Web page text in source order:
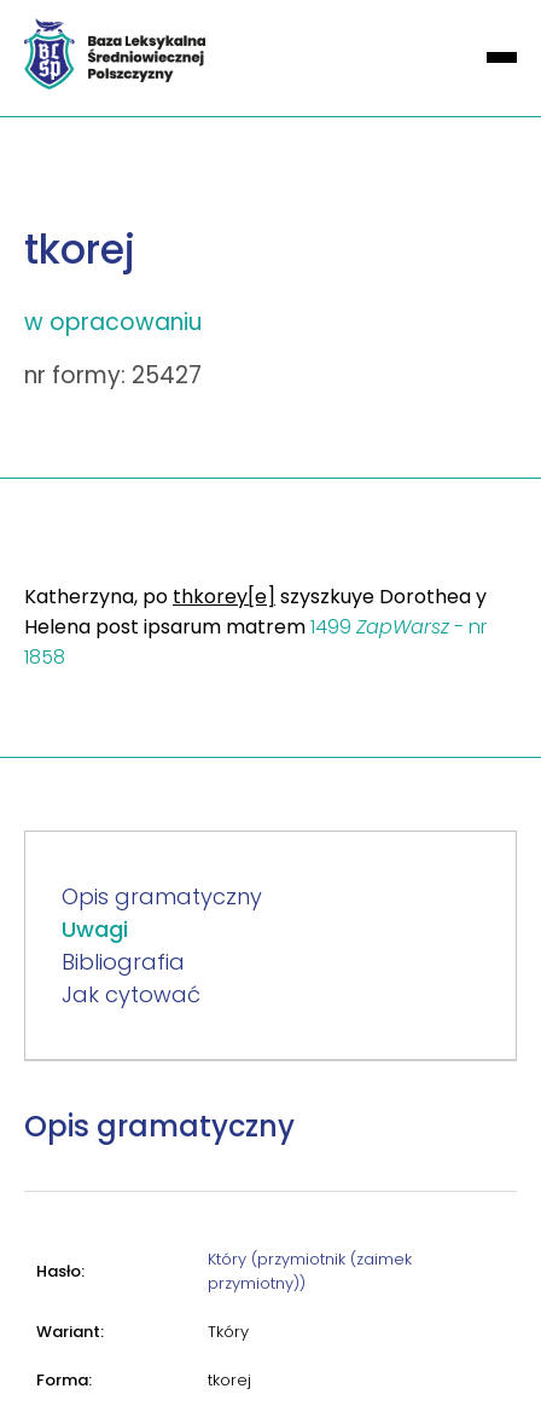
tkorej
w opracowaniu
nr formy: 25427
Katherzyna, po thkorey[e] szyszkuye Dorothea y
Helena post ipsarum matrem1499 ZapWarsz- nr
1858
Opis gramatyczny
Uwagi
Bibliografia
Jak cytować
Opis gramatyczny
Hasło:
Który (przymiotnik (zaimek
przymiotny))
Wariant: Tkóry
Forma: tkorej